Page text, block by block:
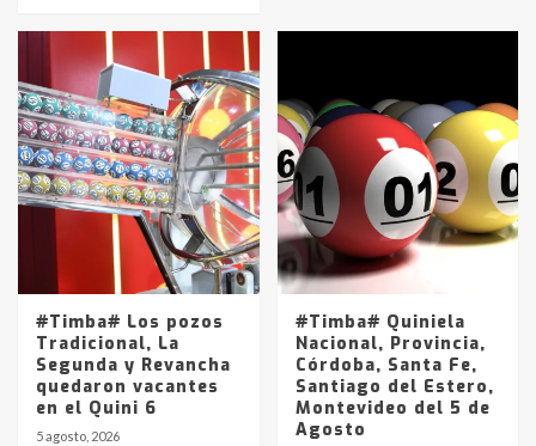
#Timba# Los pozos
Tradicional, La
Segunda y Revancha
quedaron vacantes
en el Quini 6
5 agosto, 2026
#Timba# Quiniela
Nacional, Provincia,
Córdoba, Santa Fe,
Santiago del Estero,
Montevideo del 5 de
Agosto